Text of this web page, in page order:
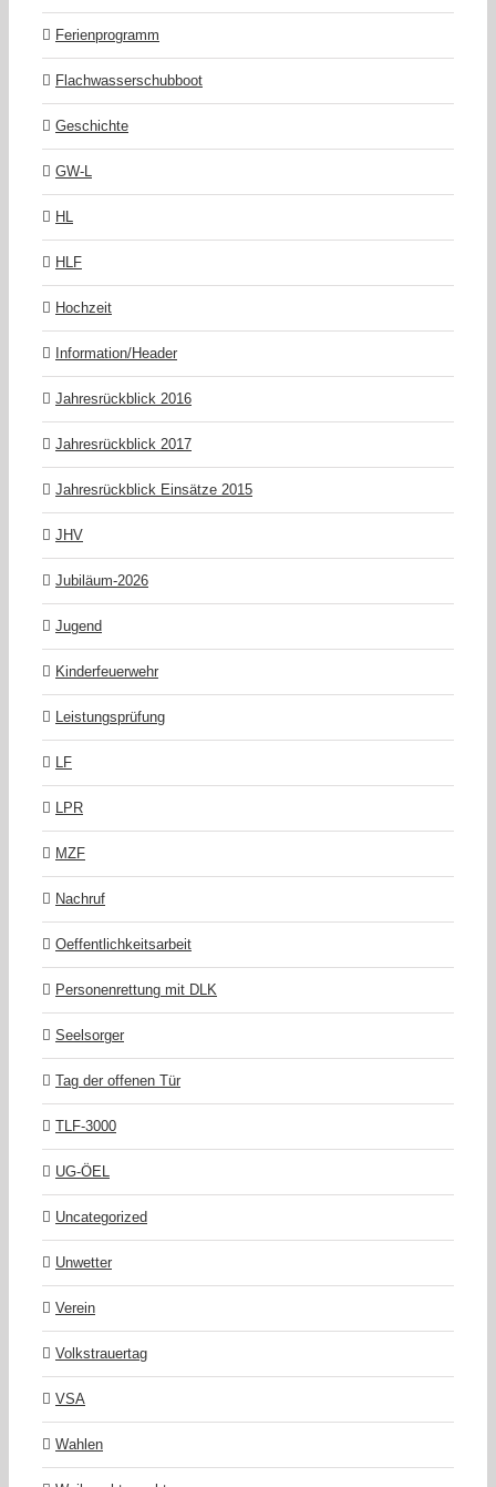
Ferienprogramm
Flachwasserschubboot
Geschichte
GW-L
HL
HLF
Hochzeit
Information/Header
Jahresrückblick 2016
Jahresrückblick 2017
Jahresrückblick Einsätze 2015
JHV
Jubiläum-2026
Jugend
Kinderfeuerwehr
Leistungsprüfung
LF
LPR
MZF
Nachruf
Oeffentlichkeitsarbeit
Personenrettung mit DLK
Seelsorger
Tag der offenen Tür
TLF-3000
UG-ÖEL
Uncategorized
Unwetter
Verein
Volkstrauertag
VSA
Wahlen